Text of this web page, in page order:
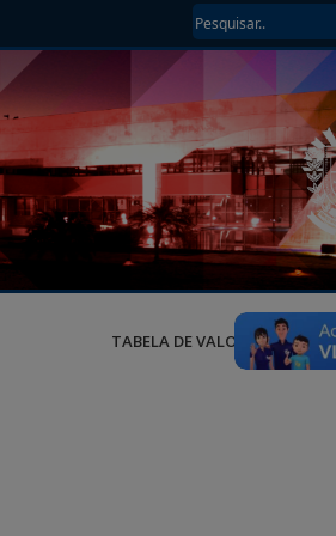
TABELA DE VALORES